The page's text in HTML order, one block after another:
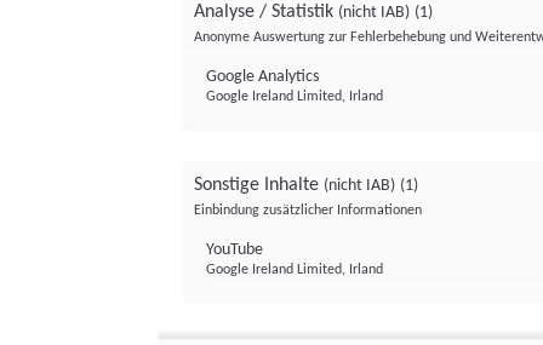
Analyse / Statistik (nicht IAB) (1)
Anonyme Auswertung zur Fehlerbehebung und
Google Analytics
Google Ireland Limited, Irland
Sonstige Inhalte (nicht IAB) (1)
Einbindung zusätzlicher Informationen
YouTube
Google Ireland Limited, Irland